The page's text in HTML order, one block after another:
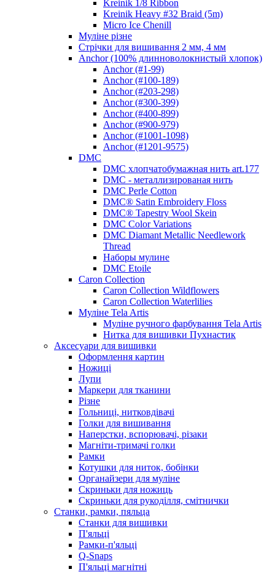
Kreinik 1/8 Ribbon
Kreinik Heavy #32 Braid (5m)
Micro Ice Chenill
Муліне різне
Стрічки для вишивання 2 мм, 4 мм
Anchor (100% длинноволокнистый хлопок)
Anchor (#1-99)
Anchor (#100-189)
Anchor (#203-298)
Anchor (#300-399)
Anchor (#400-899)
Anchor (#900-979)
Anchor (#1001-1098)
Anchor (#1201-9575)
DMC
DMC хлопчатобумажная нить art.177
DMC - металлизированая нить
DMC Perle Cotton
DMC® Satin Embroidery Floss
DMC® Tapestry Wool Skein
DMC Color Variations
DMC Diamant Metallic Needlework
Thread
Наборы мулине
DMC Etoile
Caron Collection
Caron Collection Wildflowers
Caron Collection Waterlilies
Муліне Tela Artis
Муліне ручного фарбування Tela Artis
Нитка для вишивки Пухнастик
Аксесуари для вишивки
Оформлення картин
Ножиці
Лупи
Маркери для тканини
Різне
Гольниці, нитковдівачі
Голки для вишивання
Наперстки, вспорювачі, різаки
Магніти-тримачі голки
Рамки
Котушки для ниток, бобінки
Органайзери для муліне
Скриньки для ножиць
Скриньки для рукоділля, смітнички
Станки, рамки, пяльца
Станки для вишивки
П'яльці
Рамки-п'яльці
Q-Snaps
П'яльці магнітні